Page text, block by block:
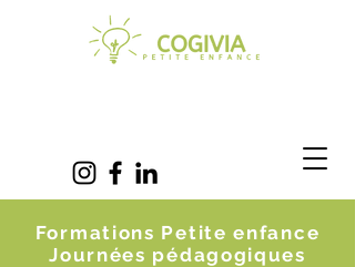
Formations Petite enfance
Journées pédagogiques